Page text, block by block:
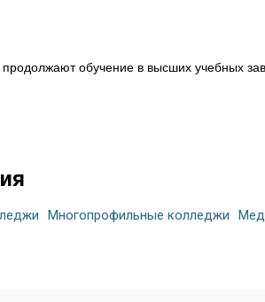
обучение в высших учебных
Многопрофильные колледжи